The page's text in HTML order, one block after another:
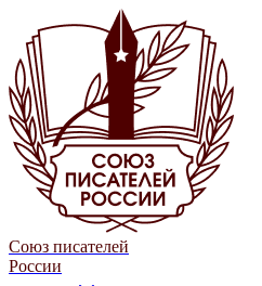
Союз писателей
России